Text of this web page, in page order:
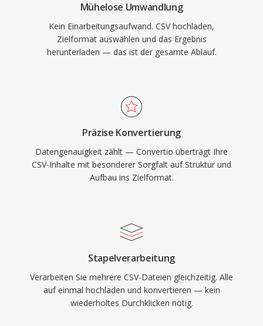
Mühelose Umwandlung
Kein Einarbeitungsaufwand. CSV hochladen,
Zielformat auswählen und das Ergebnis
herunterladen — das ist der gesamte Ablauf.
Präzise Konvertierung
Datengenauigkeit zählt — Convertio überträgt Ihre
CSV-Inhalte mit besonderer Sorgfalt auf Struktur und
Aufbau ins Zielformat.
Stapelverarbeitung
Verarbeiten Sie mehrere CSV-Dateien gleichzeitig. Alle
auf einmal hochladen und konvertieren — kein
wiederholtes Durchklicken nötig.